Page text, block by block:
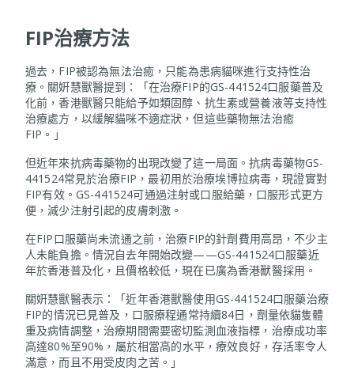
FIP治療方法
過去，FIP被認為無法治癒，只能為患病貓咪進行支持性治
療。關姸慧獸醫提到：「在治療FIP的GS-441524口服藥普及
化前，香港獸醫只能給予如類固醇、抗生素或營養液等支持性
治療處方，以緩解貓咪不適症狀，但這些藥物無法治癒
FIP。」
但近年來抗病毒藥物的出現改變了這一局面。抗病毒藥物GS-
441524常見於治療FIP，最初用於治療埃博拉病毒，現證實對
FIP有效。GS-441524可通過注射或口服給藥，口服形式更方
便，減少注射引起的皮膚刺激。
在FIP口服藥尚未流通之前，治療FIP的針劑費用高昂，不少主
人未能負擔。情況自去年開始改變——GS-441524口服藥近
年於香港普及化，且價格較低，現在已廣為香港獸醫採用。
關姸慧獸醫表示：「近年香港獸醫使用GS-441524口服藥治療
FIP的情況已見普及，口服療程通常持續84日，劑量依貓隻體
重及病情調整，治療期間需要密切監測血液指標，治療成功率
高達80%至90%，屬於相當高的水平，療效良好，存活率令人
滿意，而且不用受皮肉之苦。」